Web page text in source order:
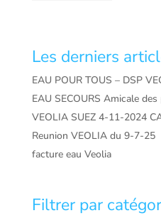
Les derniers
EAU POUR TOUS – DSP
EAU SECOURS Amicale
VEOLIA SUEZ 4-11-2024
Reunion VEOLIA du 9-7-25
facture eau Veolia
Filtrer par